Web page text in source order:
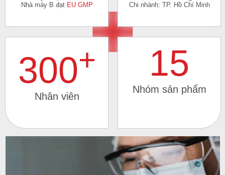
Nhà máy B đạt EU GMP
Chi nhánh: TP. Hồ Chí Minh
300+
Nhân viên
15
Nhóm sản phẩm